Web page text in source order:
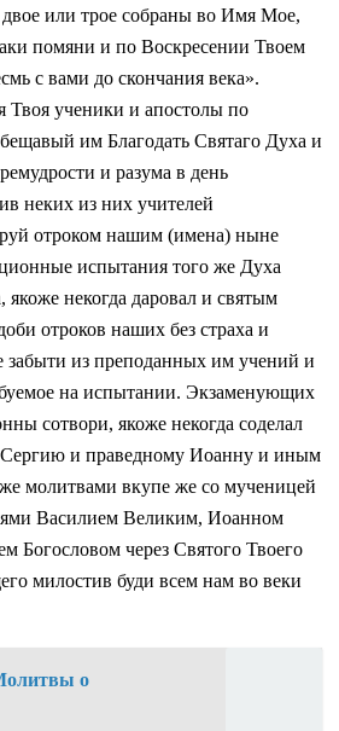
двое или трое собраны во Имя Мое,
помяни и по Воскресении Твоем
с вами до скончания века».
Твоя ученики и апостолы по
им Благодать Святаго Духа и
и разума в день
неких из них учителей
отроком нашим (имена) ныне
испытания того же Духа
якоже некогда даровал и святым
отроков наших без страха и
из преподанных им учений и
на испытании. Экзаменующих
сотвори, якоже некогда соделал
Сергию и праведному Иоанну и иным
молитвами вкупе же со мученицей
Василием Великим, Иоанном
Богословом через Святого Твоего
милостив буди всем нам во веки
о